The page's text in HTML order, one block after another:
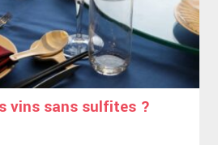
vins sans sulfites ?